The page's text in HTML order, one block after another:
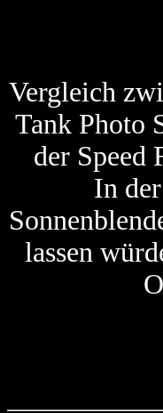
Vergleich
Tank Photo
der Speed
In
lassen